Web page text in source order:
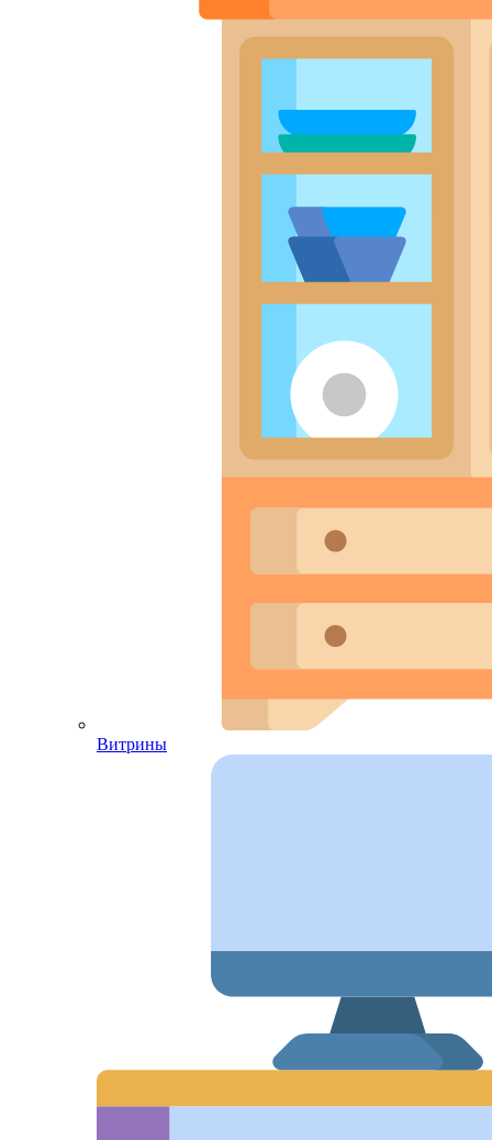
Витрины